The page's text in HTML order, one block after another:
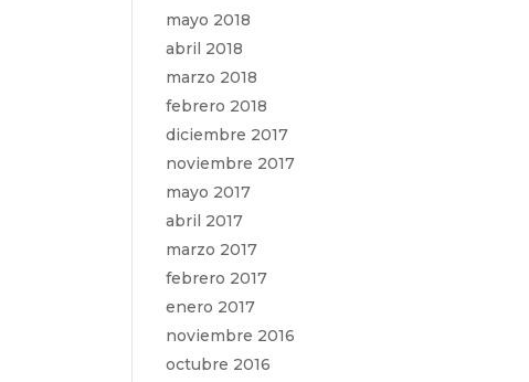
mayo 2018
abril 2018
marzo 2018
febrero 2018
diciembre 2017
noviembre 2017
mayo 2017
abril 2017
marzo 2017
febrero 2017
enero 2017
noviembre 2016
octubre 2016